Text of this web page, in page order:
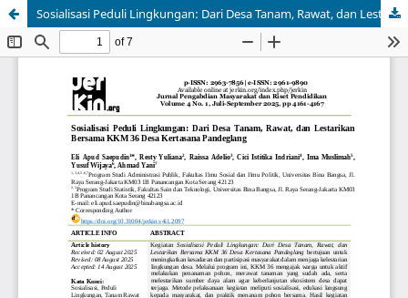
Sosialisasi Peduli Lingkungan: Dari Desa Tanam, Rawat, dan Lestarikan Bersama KKM 36 Desa Kertasana Pandeglang